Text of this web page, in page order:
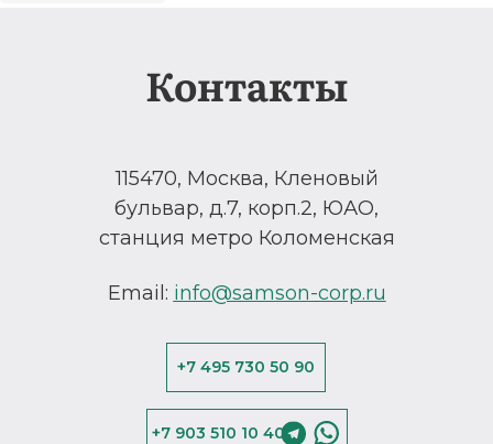
Контакты
Email: info@samson-corp.ru
115470, Москва, Кленовый
бульвар, д.7, корп.2, ЮАО,
станция метро Коломенская
+7 495 730 50 90
+7 903 510 10 40